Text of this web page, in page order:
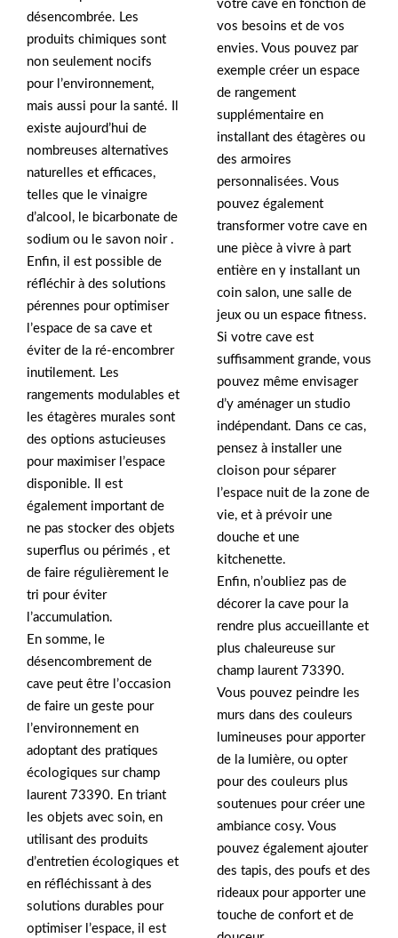
désencombrée. Les
produits chimiques sont
non seulement nocifs
pour l’environnement,
mais aussi pour la santé. Il
existe aujourd’hui de
nombreuses alternatives
naturelles et efficaces,
telles que le vinaigre
d’alcool, le bicarbonate de
sodium ou le savon noir .
Enfin, il est possible de
réfléchir à des solutions
pérennes pour optimiser
l’espace de sa cave et
éviter de la ré-encombrer
inutilement. Les
rangements modulables et
les étagères murales sont
des options astucieuses
pour maximiser l’espace
disponible. Il est
également important de
ne pas stocker des objets
superflus ou périmés , et
de faire régulièrement le
tri pour éviter
l’accumulation.
En somme, le
désencombrement de
cave peut être l’occasion
de faire un geste pour
l’environnement en
adoptant des pratiques
écologiques sur champ
laurent 73390. En triant
les objets avec soin, en
utilisant des produits
d’entretien écologiques et
en réfléchissant à des
solutions durables pour
optimiser l’espace, il est
votre cave en fonction de
vos besoins et de vos
envies. Vous pouvez par
exemple créer un espace
de rangement
supplémentaire en
installant des étagères ou
des armoires
personnalisées. Vous
pouvez également
transformer votre cave en
une pièce à vivre à part
entière en y installant un
coin salon, une salle de
jeux ou un espace fitness.
Si votre cave est
suffisamment grande, vous
pouvez même envisager
d’y aménager un studio
indépendant. Dans ce cas,
pensez à installer une
cloison pour séparer
l’espace nuit de la zone de
vie, et à prévoir une
douche et une
kitchenette.
Enfin, n’oubliez pas de
décorer la cave pour la
rendre plus accueillante et
plus chaleureuse sur
champ laurent 73390.
Vous pouvez peindre les
murs dans des couleurs
lumineuses pour apporter
de la lumière, ou opter
pour des couleurs plus
soutenues pour créer une
ambiance cosy. Vous
pouvez également ajouter
des tapis, des poufs et des
rideaux pour apporter une
touche de confort et de